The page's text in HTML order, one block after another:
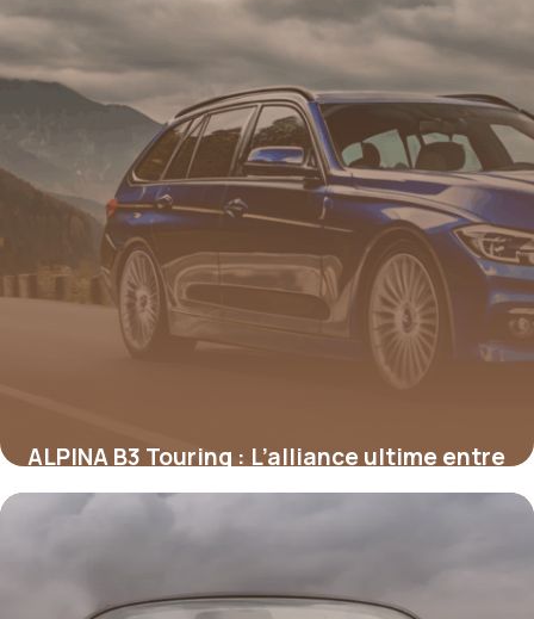
ALPINA B3 Touring : L’alliance ultime entre
performance et raffinement sur route